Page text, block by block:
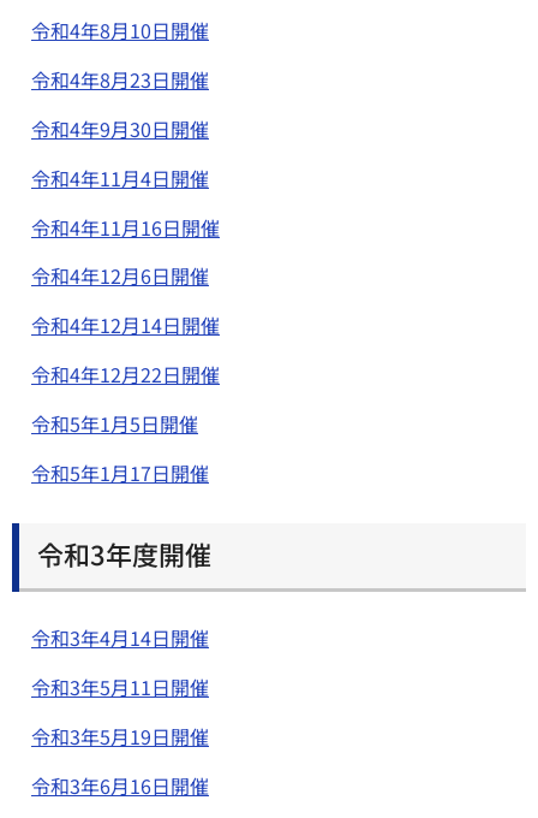
令和4年8月10日開催
令和4年8月23日開催
令和4年9月30日開催
令和4年11月4日開催
令和4年11月16日開催
令和4年12月6日開催
令和4年12月14日開催
令和4年12月22日開催
令和5年1月5日開催
令和5年1月17日開催
令和3年度開催
令和3年4月14日開催
令和3年5月11日開催
令和3年5月19日開催
令和3年6月16日開催